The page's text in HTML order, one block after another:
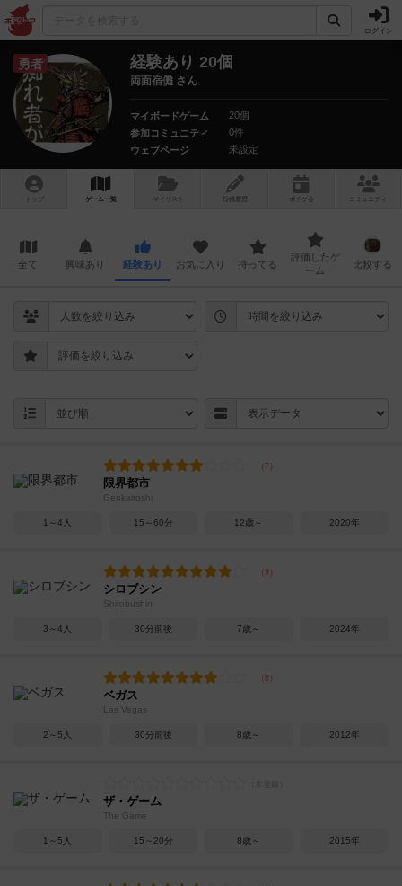
ログイン
勇者 経験あり 20個
両面宿儺 さん
マイボードゲーム
20個
参加コミュニティ
0件
ウェブページ
未設定
トップ ゲーム一覧 マイリスト 投稿履歴 ボ ドゲ コミュニティ
全て 興味あり 経験あり お気に入り 持ってる
評価したゲ
ーム
比較する
限界都市
Genkaitoshi
1～4人 15～60分 12歳～ 2020年
シロブシン
Shirobushin
3～4人 30分前後 7歳～ 2024年
ベガス
Las Vegas
2～5人 30分前後 8歳～ 2012年
ザ・ゲーム
The Game
1～5人 15～20分 8歳～ 2015年